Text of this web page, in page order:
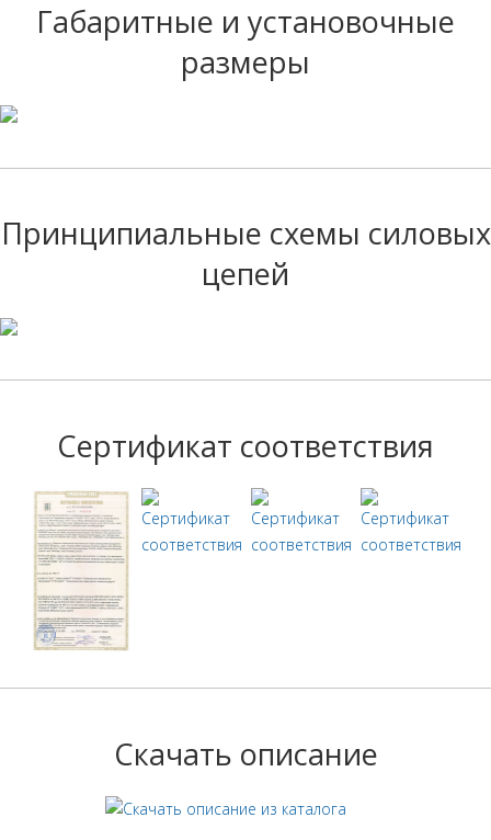
Габаритные и установочные
размеры
Принципиальные схемы силовых
цепей
Сертификат соответствия
Скачать описание